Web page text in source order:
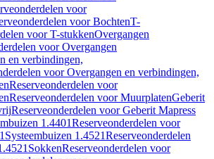
voor
voor BochtenT-
voor T-stukkenOvergangen
voor Overgangen
en verbindingen,
voor Overgangen en verbindingen,
Reserveonderdelen voor
Reserveonderdelen voor MuurplatenGeberit
Reserveonderdelen voor Geberit Mapress
1.4401Reserveonderdelen voor
Systeembuizen 1.4521Reserveonderdelen
SokkenReserveonderdelen voor